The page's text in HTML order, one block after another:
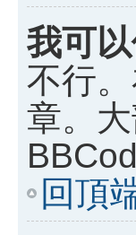
我可
不行
章。
回頂